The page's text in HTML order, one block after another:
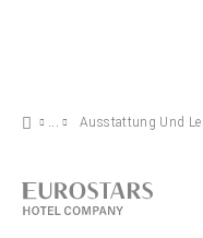
Ausstattung Und